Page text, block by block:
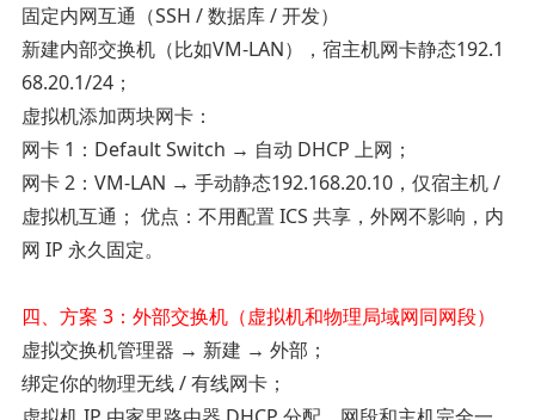
固定内网互通（SSH / 数据库 / 开发）
新建内部交换机（比如VM-LAN），宿主机网卡静态192.1
68.20.1/24；
虚拟机添加两块网卡：
网卡 1：Default Switch → 自动 DHCP 上网；
网卡 2：VM-LAN → 手动静态192.168.20.10，仅宿主机 /
虚拟机互通； 优点：不用配置 ICS 共享，外网不影响，内
网 IP 永久固定。
四、方案 3：外部交换机（虚拟机和物理局域网同网段）
虚拟交换机管理器 → 新建 → 外部；
绑定你的物理无线 / 有线网卡；